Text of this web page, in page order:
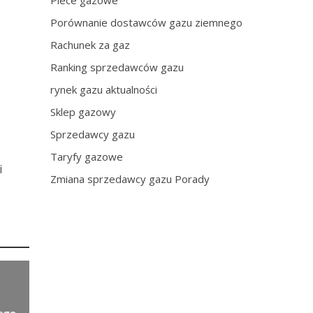
Porównanie dostawców gazu ziemnego
Rachunek za gaz
Ranking sprzedawców gazu
rynek gazu aktualności
Sklep gazowy
Sprzedawcy gazu
Taryfy gazowe
Zmiana sprzedawcy gazu Porady